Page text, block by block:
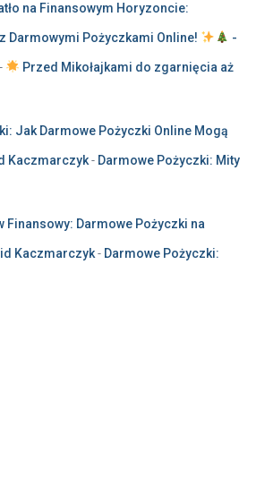
na Finansowym Horyzoncie:
Darmowymi Pożyczkami Online! -
- Przed Mikołajkami do zgarnięcia aż
Jak Darmowe Pożyczki Online Mogą
Kaczmarczyk- Darmowe Pożyczki: Mity
Finansowy: Darmowe Pożyczki na
Kaczmarczyk- Darmowe Pożyczki: